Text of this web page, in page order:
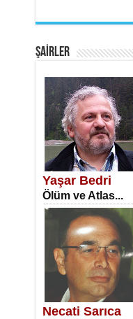
SATILMIŞ
Erkenlik...
NECLA DİLEK
Öğretmenler
ŞAİRLER
Yaşar Bedri
Ölüm ve Atlas...
Necati Sarıca